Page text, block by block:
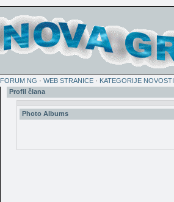
FORUM NG · WEB STRANICE · KATEGORIJE NOVOSTI
Profil člana
Photo Albums